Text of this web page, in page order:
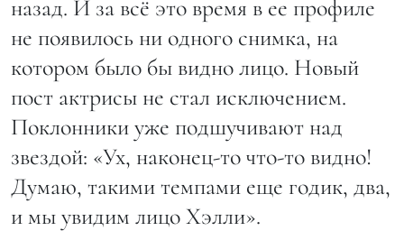
назад. И за всё это время в ее профиле
не появилось ни одного снимка, на
котором было бы видно лицо. Новый
пост актрисы не стал исключением.
Поклонники уже подшучивают над
звездой: «Ух, наконец-то что-то видно!
Думаю, такими темпами еще годик, два,
и мы увидим лицо Хэлли».